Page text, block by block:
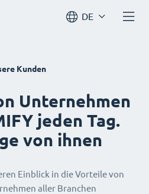
DE
Kunden
Unternehmen
jeden Tag.
von ihnen
Einblick in die Vorteile von
aller Branchen